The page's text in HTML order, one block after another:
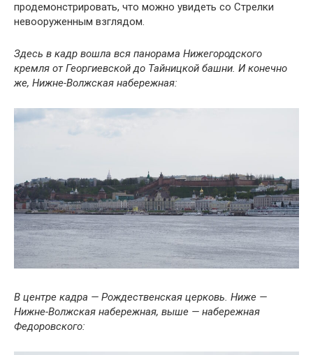
продемонстрировать, что можно увидеть со Стрелки
невооруженным взглядом.
Здесь в кадр вошла вся панорама Нижегородского
кремля от Георгиевской до Тайницкой башни. И конечно
же, Нижне-Волжская набережная:
В центре кадра — Рождественская церковь. Ниже —
Нижне-Волжская набережная, выше — набережная
Федоровского: